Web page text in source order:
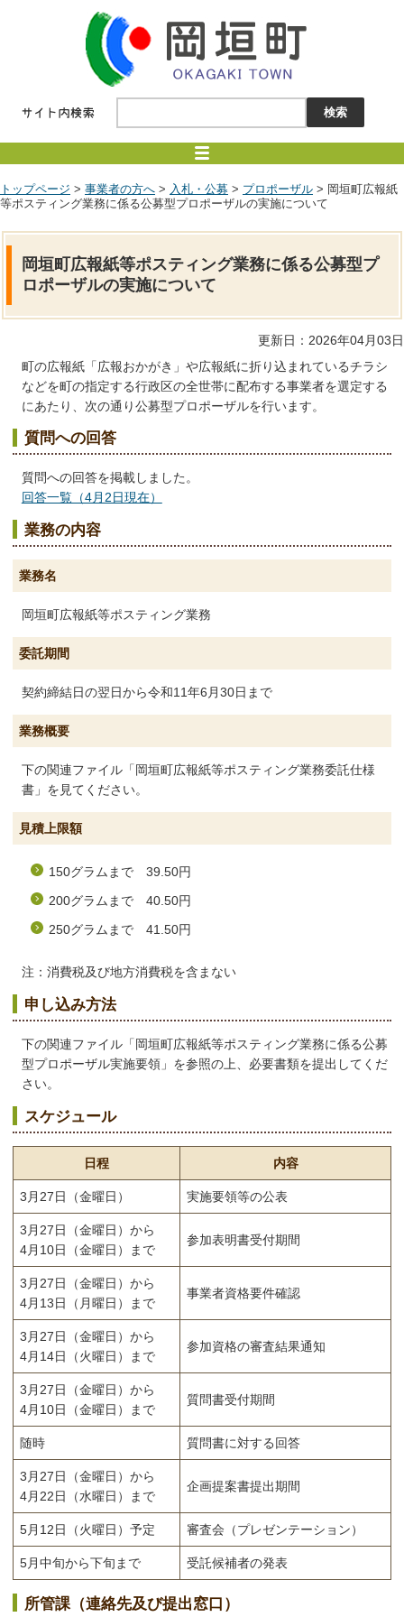
トップページ > 事業者の方へ > 入札・公募 > プロポーザル > 岡垣町広報紙
等ポスティング業務に係る公募型プロポーザルの実施について
岡垣町広報紙等ポスティング業務に係る公募型プ
ロポーザルの実施について
更新日：2026年04月03日
町の広報紙「広報おかがき」や広報紙に折り込まれているチラシ
などを町の指定する行政区の全世帯に配布する事業者を選定する
にあたり、次の通り公募型プロポーザルを行います。
質問への回答
質問への回答を掲載しました。
回答一覧（4月2日現在）
業務の内容
業務名
岡垣町広報紙等ポスティング業務
委託期間
契約締結日の翌日から令和11年6月30日まで
業務概要
下の関連ファイル「岡垣町広報紙等ポスティング業務委託仕様
書」を見てください。
見積上限額
150グラムまで 39.50円
200グラムまで 40.50円
250グラムまで 41.50円
注：消費税及び地方消費税を含まない
申し込み方法
下の関連ファイル「岡垣町広報紙等ポスティング業務に係る公募
型プロポーザル実施要領」を参照の上、必要書類を提出してくだ
さい。
スケジュール
日程 内容
3月27日（金曜日） 実施要領等の公表
3月27日（金曜日）から
4月10日（金曜日）まで
参加表明書受付期間
3月27日（金曜日）から
4月13日（月曜日）まで
事業者資格要件確認
3月27日（金曜日）から
4月14日（火曜日）まで
参加資格の審査結果通知
3月27日（金曜日）から
4月10日（金曜日）まで
質問書受付期間
随時 質問書に対する回答
3月27日（金曜日）から
4月22日（水曜日）まで
企画提案書提出期間
5月12日（火曜日）予定 審査会（プレゼンテーション）
5月中旬から下旬まで 受託候補者の発表
所管課（連絡先及び提出窓口）